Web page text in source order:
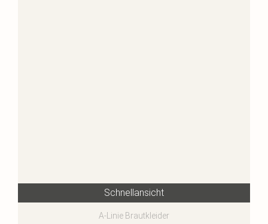
Schnellansicht
A-Linie Brautkleider